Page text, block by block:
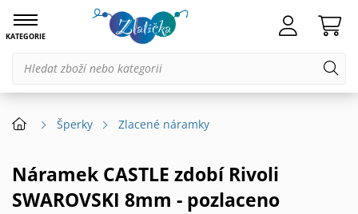
KATEGORIE
Šperky Zlacené náramky
Náramek CASTLE zdobí Rivoli
SWAROVSKI 8mm - pozlaceno